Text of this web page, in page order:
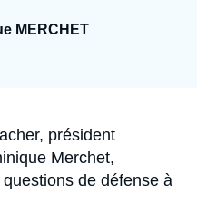
Orient
MERCHET
président
Merchet,
de défense à